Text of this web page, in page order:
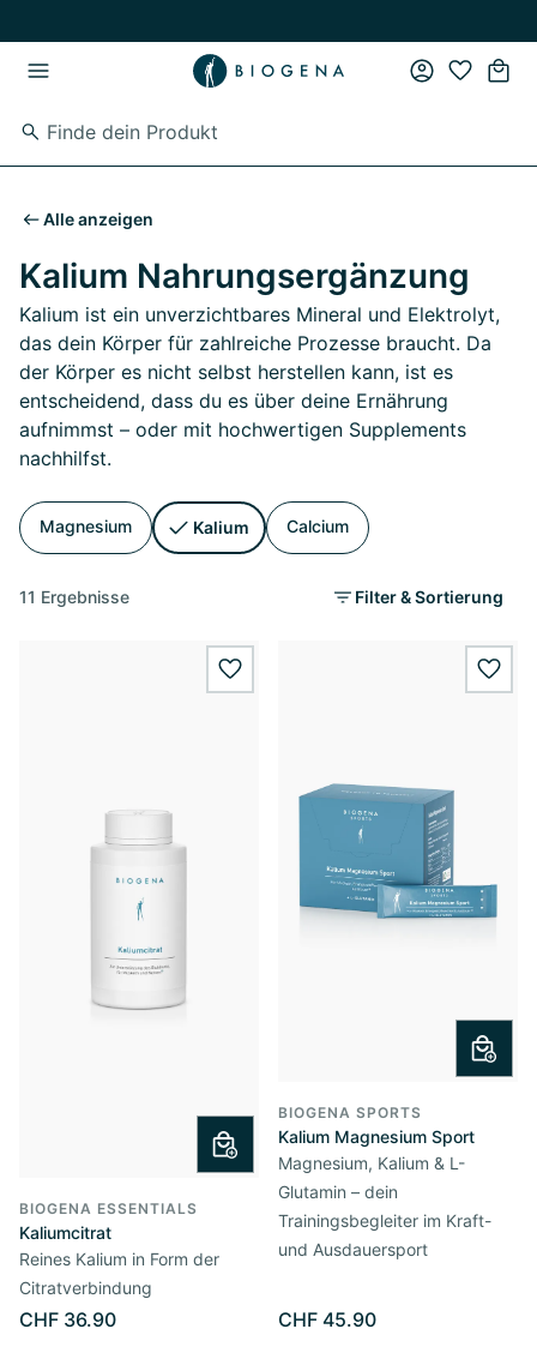
Alle anzeigen
Kalium Nahrungsergänzung
Kalium ist ein unverzichtbares Mineral und Elektrolyt,
das dein Körper für zahlreiche Prozesse braucht. Da
der Körper es nicht selbst herstellen kann, ist es
entscheidend, dass du es über deine Ernährung
aufnimmst – oder mit hochwertigen Supplements
nachhilfst.
Magnesium Kalium Calcium
11 Ergebnisse Filter & Sortierung
wishlist.add
BIOGENA ESSENTIALS
Kaliumcitrat
Reines Kalium in Form der
Citratverbindung
CHF 36.90
BIOGENA SPORTS
Kalium Magnesium Sport
Magnesium, Kalium & L-
Glutamin – dein
Trainingsbegleiter im Kraft-
und Ausdauersport
CHF 45.90